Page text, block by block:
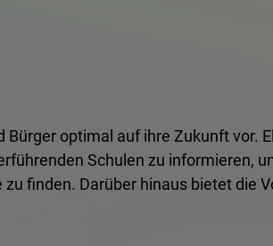
optimal auf ihre Zukunft vor.
Schulen zu informieren,
finden. Darüber hinaus bietet die